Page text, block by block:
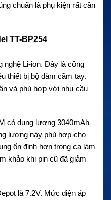
chuẩn là phụ kiện rất cần
TT-BP254
nghệ Li-ion. Đây là công
thiết bị bộ đàm cầm tay.
và phù hợp với nhu cầu
có dung lượng 3040mAh
lượng này phù hợp cho
ổn định hơn trong ca làm
khảo khi pin cũ đã giảm
là 7.2V. Mức điện áp